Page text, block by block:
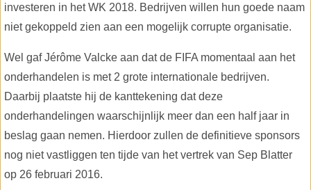
investeren in het WK 2018. Bedrijven willen hun goede naam
niet gekoppeld zien aan een mogelijk corrupte organisatie.
Wel gaf Jérôme Valcke aan dat de FIFA momentaal aan het
onderhandelen is met 2 grote internationale bedrijven.
Daarbij plaatste hij de kanttekening dat deze
onderhandelingen waarschijnlijk meer dan een half jaar in
beslag gaan nemen. Hierdoor zullen de definitieve sponsors
nog niet vastliggen ten tijde van het vertrek van Sep Blatter
op 26 februari 2016.